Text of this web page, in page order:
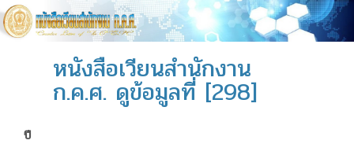
หนังสือเวียนสำนักงาน
ก.ค.ศ. ดูข้อมูลที่ [298]
ปี